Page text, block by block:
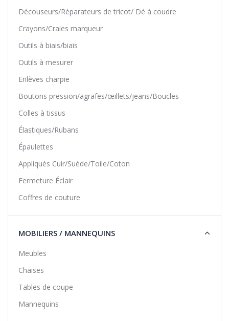
Découseurs/Réparateurs de tricot/ Dé à coudre
Crayons/Craies marqueur
Outils à biais/biais
Outils à mesurer
Enlèves charpie
Boutons pression/agrafes/œillets/jeans/Boucles
Colles à tissus
Élastiques/Rubans
Épaulettes
Appliqués Cuir/Suède/Toile/Coton
Fermeture Éclair
Coffres de couture
MOBILIERS / MANNEQUINS
Meubles
Chaises
Tables de coupe
Mannequins